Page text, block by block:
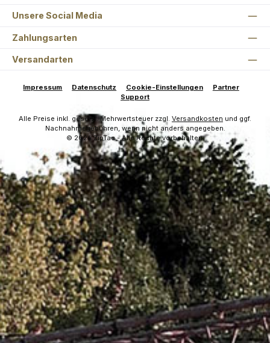
Unsere Social Media
Zahlungsarten
Versandarten
Impressum Datenschutz Cookie-Einstellungen
Partner
Support
Alle Preise inkl. gesetzl. Mehrwertsteuer zzgl. Versandkosten und ggf.
Nachnahmegebühren, wenn nicht anders angegeben.
© 2026 ZipTac - Alle Rechte vorbehalten.